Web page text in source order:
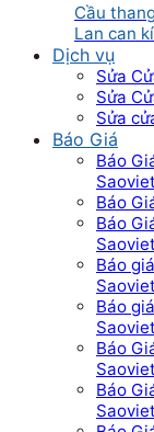
Cầu
Lan can
Dịch vụ
Sửa
Sửa
Sửa
Báo Giá
Báo
Báo
Báo
Báo
Báo
Báo
Báo